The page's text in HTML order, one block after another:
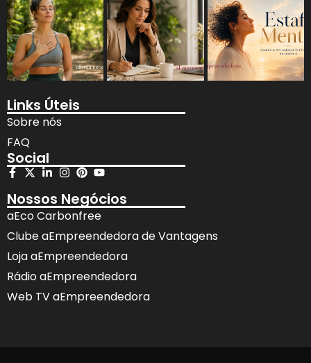
Links Úteis
Sobre nós
FAQ
Social
Nossos Negócios
aEco Carbonfree
Clube aEmpreendedora de Vantagens
Loja aEmpreendedora
Rádio aEmpreendedora
Web TV aEmpreendedora